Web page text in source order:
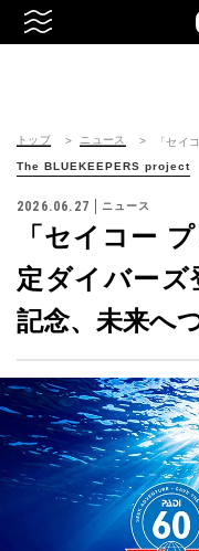
トップ ニュース 「セイ
The BLUEKEEPERS project
2026.06.27 ニュース
「セイコー
定ダイバーズ
記念、未来へ